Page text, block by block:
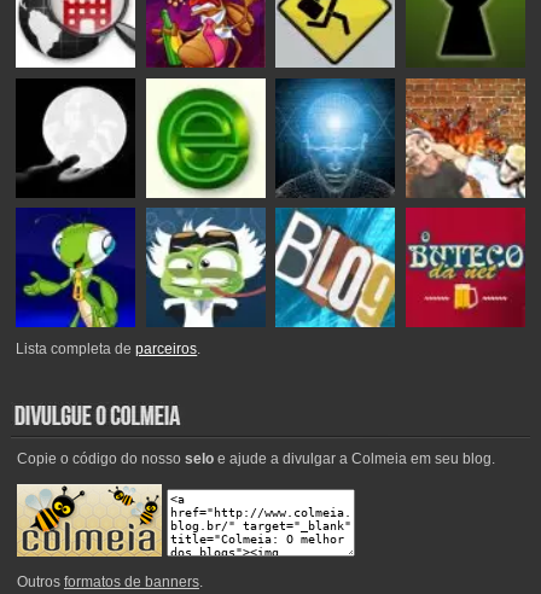
Lista completa deparceiros.
Copie o código do nosso seloe ajude a divulgar a Colmeia em seu blog.
Outros formatos de banners.